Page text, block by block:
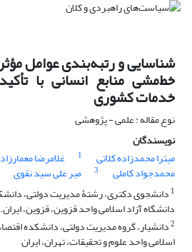
شناسایی و رتبه‌بندی عوامل
خط‌مشی منابع انسانی با
خدمات کشوری
نوع مقاله : علمی - پژوهشی
نویسندگان
میترا محمدزاده کلاتی
1 غلامرضا
محمدجواد کاملی 3 میر علی سید نقوی
1 دانشجوی دکتری، رشتۀ مدیریت دولتی،
دانشگاه آزاد اسلامی واحد قزوین، قزوین، ایران.
2دانشیار، گروه مدیریت دولتی، دانشکده
اسلامی واحد علوم و تحقیقات، تهران، ایران